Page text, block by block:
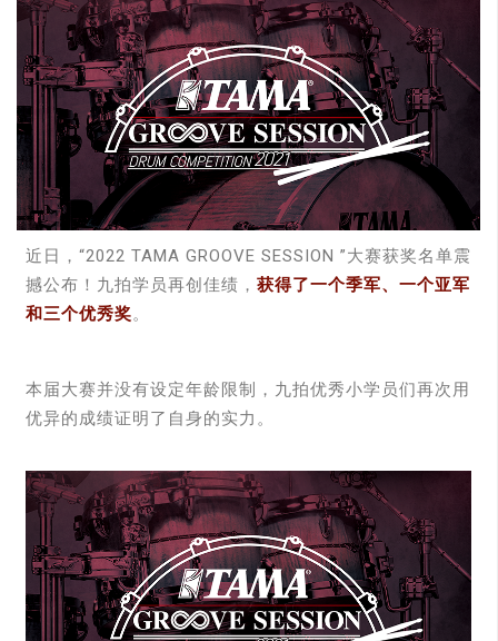
近日，“2022 TAMA GROOVE SESSION ”大赛获奖名单震
撼公布！九拍学员再创佳绩， 获得了一个季军、一个亚军
和三个优秀奖。
本届大赛并没有设定年龄限制，九拍优秀小学员们再次用
优异的成绩证明了自身的实力。